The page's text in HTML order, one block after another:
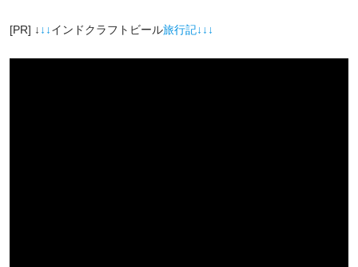
[PR] ↓ ↓↓インドクラフトビール旅行記↓↓↓